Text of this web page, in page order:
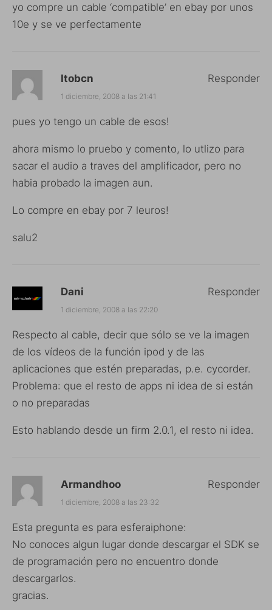
yo compre un cable ‘compatible’ en ebay por unos
10e y se ve perfectamente
Itobcn
1 diciembre, 2008 a las 21:41
pues yo tengo un cable de esos!
ahora mismo lo pruebo y comento, lo utlizo para
sacar el audio a traves del amplificador, pero no
habia probado la imagen aun.
Lo compre en ebay por 7 leuros!
salu2
Responder
Dani
1 diciembre, 2008 a las 22:20
Respecto al cable, decir que sólo se ve la imagen
de los vídeos de la función ipod y de las
aplicaciones que estén preparadas, p.e. cycorder.
Problema: que el resto de apps ni idea de si están
o no preparadas
Esto hablando desde un firm 2.0.1, el resto ni idea.
Responder
Armandhoo
1 diciembre, 2008 a las 23:32
Esta pregunta es para esferaiphone:
No conoces algun lugar donde descargar el SDK se
de programación pero no encuentro donde
descargarlos.
gracias.
Responder